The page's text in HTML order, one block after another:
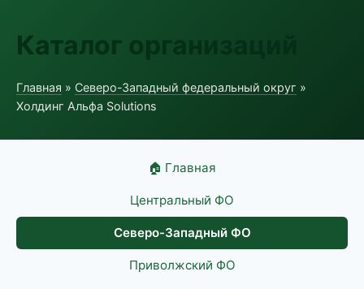
Каталог организаций
Главная » Северо-Западный федеральный округ »
Холдинг Альфа Solutions
🏠 Главная
Центральный ФО
Северо-Западный ФО
Приволжский ФО